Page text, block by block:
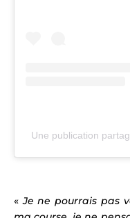
Une publication
«Je ne pourrais pas